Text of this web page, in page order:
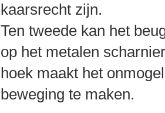
kaarsrecht zijn.
Ten tweede kan het
op het metalen
hoek maakt het
beweging te maken.